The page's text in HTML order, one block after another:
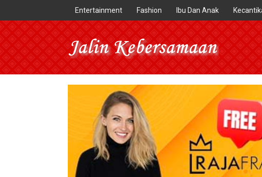
Entertainment Fashion Ibu Dan Anak